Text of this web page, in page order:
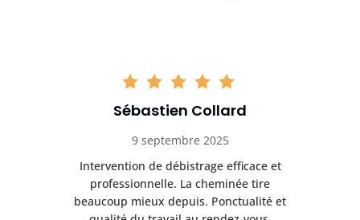
Sébastien Collard
9 septembre 2025
Intervention de débistrage efficace et
professionnelle. La cheminée tire
beaucoup mieux depuis. Ponctualité et